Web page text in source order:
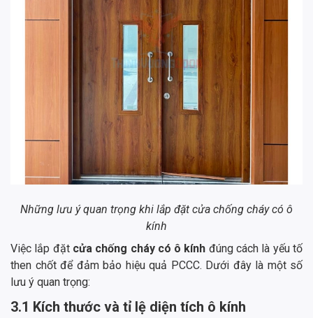
Những lưu ý quan trọng khi lắp đặt cửa chống cháy có ô
kính
Việc lắp đặt cửa chống cháy có ô kính đúng cách là yếu tố
then chốt để đảm bảo hiệu quả PCCC. Dưới đây là một số
lưu ý quan trọng:
3.1 Kích thước và tỉ lệ diện tích ô kính